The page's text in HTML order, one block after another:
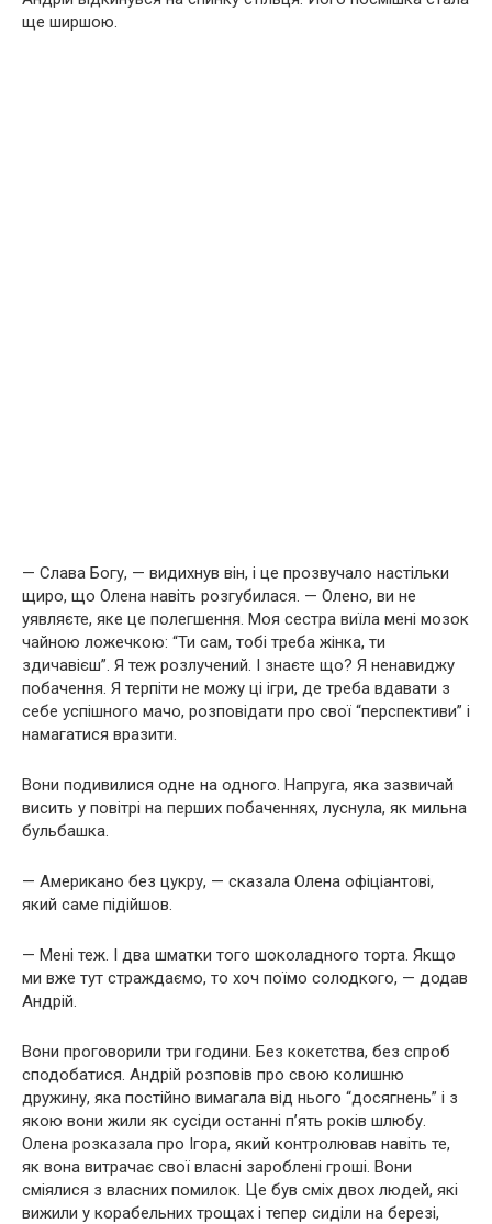
ще ширшою.
— Слава Богу, — видихнув він, і це прозвучало настільки
щиро, що Олена навіть розгубилася. — Олено, ви не
уявляєте, яке це полегшення. Моя сестра виїла мені мозок
чайною ложечкою: “Ти сам, тобі треба жінка, ти
здичавієш”. Я теж розлучений. І знаєте що? Я ненавиджу
побачення. Я терпіти не можу ці ігри, де треба вдавати з
себе успішного мачо, розповідати про свої “перспективи” і
намагатися вразити.
Вони подивилися одне на одного. Напруга, яка зазвичай
висить у повітрі на перших побаченнях, луснула, як мильна
бульбашка.
— Американо без цукру, — сказала Олена офіціантові,
який саме підійшов.
— Мені теж. І два шматки того шоколадного торта. Якщо
ми вже тут страждаємо, то хоч поїмо солодкого, — додав
Андрій.
Вони проговорили три години. Без кокетства, без спроб
сподобатися. Андрій розповів про свою колишню
дружину, яка постійно вимагала від нього “досягнень” і з
якою вони жили як сусіди останні п’ять років шлюбу.
Олена розказала про Ігора, який контролював навіть те,
як вона витрачає свої власні зароблені гроші. Вони
сміялися з власних помилок. Це був сміх двох людей, які
вижили у корабельних трощах і тепер сиділи на березі,